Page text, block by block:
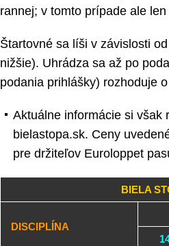
rannej; v tomto prípade ale
Štartovné sa líši v závislosti
nižšie). Uhrádza sa až po
podania prihlášky) rozhoduje
Aktuálne informácie si však
bielastopa.sk. Ceny
pre držiteľov Euroloppet
BIELA
DISCIPLÍNA